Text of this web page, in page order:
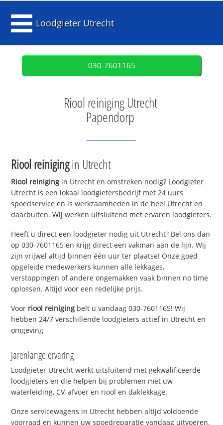
Loodgieter Utrecht
030-7601165
Riool reiniging Utrecht
Papendorp
Riool reinigingin Utrecht
Riool reiniging in Utrecht en omstreken nodig? Loodgieter
Utrecht is een lokaal loodgietersbedrijf met 24 uurs
spoedservice en is werkzaamheden in de heel Utrecht en
daarbuiten. Wij werken uitsluitend met ervaren loodgieters.
Heeft u direct een loodgieter nodig uit Utrecht? Bel ons dan
op 030-7601165 en krijg direct een vakman aan de lijn. Wij
zijn vrijwel altijd binnen één uur ter plaatse! Onze goed
opgeleide medewerkers kunnen alle lekkages,
verstoppingen of andere ongemakken vaak binnen no time
oplossen. Altijd voor een redelijke prijs.
Voor riool reiniging belt u vandaag 030-7601165! Wij
hebben 24/7 verschillende loodgieters actief in Utrecht en
omgeving
Jarenlange ervaring
Loodgieter Utrecht werkt uitsluitend met gekwalificeerde
loodgieters en die helpen bij problemen met uw
waterleiding, CV, afvoer en riool en daklekkage.
Onze servicewagens in Utrecht hebben altijd voldoende
voorraad en kunnen uw spoedreparatie vandaag uitvoeren.